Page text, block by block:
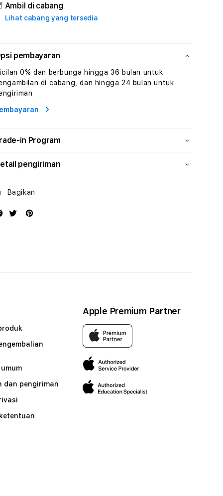
Catherine
Sophro
Dan
Kesejahteraan
Profesional
Catherine
Sophro
Kesejahteraan
Profesional
Ambil di cabang
Lihat cabang yang tersedia
pembayaran
0% dan berbunga hingga 36 bulan untuk
di cabang, dan hingga 24 bulan untuk
in Program
pengiriman
Bagikan
dan pengiriman
Apple Premium Partner